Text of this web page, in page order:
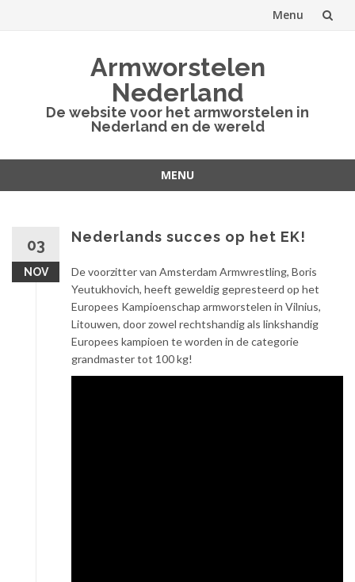
Menu
Armworstelen
Nederland
De website voor het armworstelen in
Nederland en de wereld
MENU
03
NOV
Nederlands succes op het EK!
De voorzitter van Amsterdam Armwrestling, Boris
Yeutukhovich, heeft geweldig gepresteerd op het
Europees Kampioenschap armworstelen in Vilnius,
Litouwen, door zowel rechtshandig als linkshandig
Europees kampioen te worden in de categorie
grandmaster tot 100 kg!